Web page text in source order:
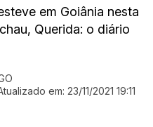
em Goiânia nesta
Querida: o diário
em: 23/11/2021 19:11